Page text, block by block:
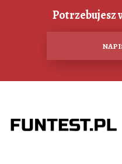
Potrzebujesz